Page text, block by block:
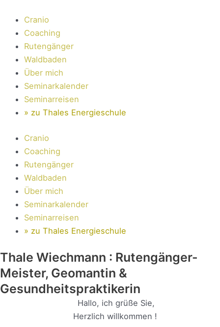
Inhalt
springen
Cranio
Coaching
Rutengänger
Waldbaden
Über mich
Seminarkalender
Seminarreisen
» zu Thales Energieschule
Cranio
Coaching
Rutengänger
Waldbaden
Über mich
Seminarkalender
Seminarreisen
» zu Thales Energieschule
Thale Wiechmann : Rutengänger-
Meister, Geomantin &
Gesundheitspraktikerin
Hallo, ich grüße Sie,
Herzlich willkommen !